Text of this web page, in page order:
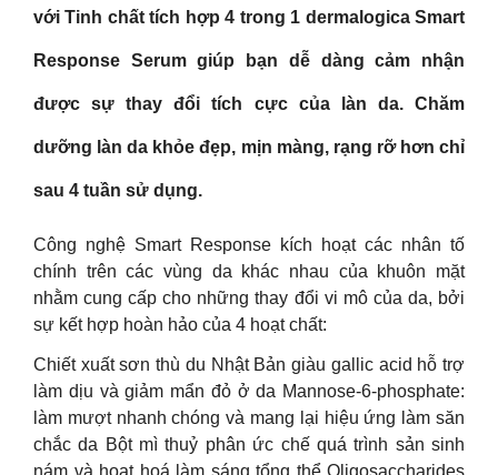
với Tinh chất tích hợp 4 trong 1 dermalogica Smart
Response Serum giúp bạn dễ dàng cảm nhận
được sự thay đổi tích cực của làn da. Chăm
dưỡng làn da khỏe đẹp, mịn màng, rạng rỡ hơn chỉ
sau 4 tuần sử dụng.
Công nghệ Smart Response kích hoạt các nhân tố
chính trên các vùng da khác nhau của khuôn mặt
nhằm cung cấp cho những thay đổi vi mô của da, bởi
sự kết hợp hoàn hảo của 4 hoạt chất:
Chiết xuất sơn thù du Nhật Bản giàu gallic acid hỗ trợ
làm dịu và giảm mẩn đỏ ở da Mannose-6-phosphate:
làm mượt nhanh chóng và mang lại hiệu ứng làm săn
chắc da Bột mì thuỷ phân ức chế quá trình sản sinh
nám và hoạt hoá làm sáng tổng thể Oligosaccharides